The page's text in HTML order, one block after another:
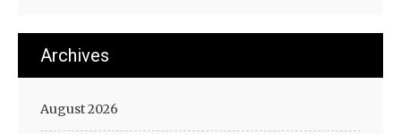
Archives
August 2026